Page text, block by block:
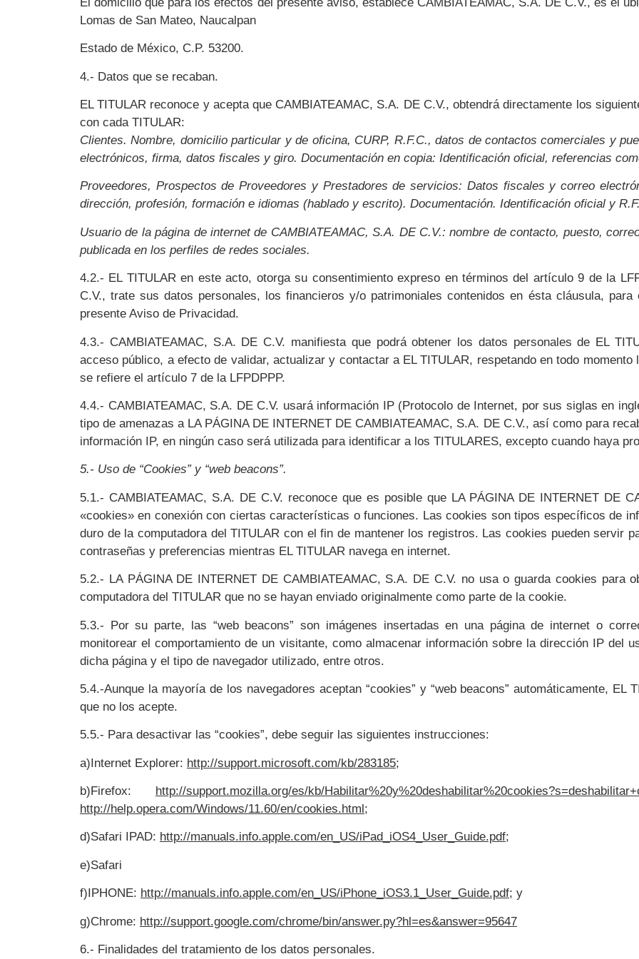
Lomas de San Mateo, Naucalpan
Estado de México, C.P. 53200.
4.- Datos que se recaban.
EL TITULAR reconoce y acepta que CAMBIATEAMAC, S.A. DE C.V., obtendrá directamente los
con cada TITULAR:
Clientes. Nombre, domicilio particular y de oficina, CURP, R.F.C., datos de contactos comerciales y
electrónicos, firma, datos fiscales y giro. Documentación en copia: Identificación oficial, referencias
Proveedores, Prospectos de Proveedores y Prestadores de servicios: Datos fiscales y correo
dirección, profesión, formación e idiomas (hablado y escrito). Documentación. Identificación oficial y
Usuario de la página de internet de CAMBIATEAMAC, S.A. DE C.V.: nombre de contacto, puesto,
publicada en los perfiles de redes sociales.
4.2.- EL TITULAR en este acto, otorga su consentimiento expreso en términos del artículo 9 de la
C.V., trate sus datos personales, los financieros y/o patrimoniales contenidos en ésta cláusula,
presente Aviso de Privacidad.
4.3.- CAMBIATEAMAC, S.A. DE C.V. manifiesta que podrá obtener los datos personales de EL
acceso público, a efecto de validar, actualizar y contactar a EL TITULAR, respetando en todo
se refiere el artículo 7 de la LFPDPPP.
4.4.- CAMBIATEAMAC, S.A. DE C.V. usará información IP (Protocolo de Internet, por sus siglas en
tipo de amenazas a LA PÁGINA DE INTERNET DE CAMBIATEAMAC, S.A. DE C.V., así como para
información IP, en ningún caso será utilizada para identificar a los TITULARES, excepto cuando haya
5.- Uso de “Cookies” y “web beacons”.
5.1.- CAMBIATEAMAC, S.A. DE C.V. reconoce que es posible que LA PÁGINA DE INTERNET DE
«cookies» en conexión con ciertas características o funciones. Las cookies son tipos específicos de
duro de la computadora del TITULAR con el fin de mantener los registros. Las cookies pueden servir
contraseñas y preferencias mientras EL TITULAR navega en internet.
5.2.- LA PÁGINA DE INTERNET DE CAMBIATEAMAC, S.A. DE C.V. no usa o guarda cookies para
computadora del TITULAR que no se hayan enviado originalmente como parte de la cookie.
5.3.- Por su parte, las “web beacons” son imágenes insertadas en una página de internet o
monitorear el comportamiento de un visitante, como almacenar información sobre la dirección IP del
dicha página y el tipo de navegador utilizado, entre otros.
5.4.-Aunque la mayoría de los navegadores aceptan “cookies” y “web beacons” automáticamente, EL
que no los acepte.
5.5.- Para desactivar las “cookies”, debe seguir las siguientes instrucciones:
a)Internet Explorer: http://support.microsoft.com/kb/283185;
b)Firefox: http://support.mozilla.org/es/kb/
http://help.opera.com/Windows/11.60/en/cookies.html;
d)Safari IPAD: http://manuals.info.apple.com/en_US/iPad_iOS4_User_Guide.pdf;
e)Safari
f)IPHONE: http://manuals.info.apple.com/en_US/iPhone_iOS3.1_User_Guide.pdf; y
g)Chrome: http://support.google.com/chrome/bin/answer.py?hl=es&answer=95647
6.- Finalidades del tratamiento de los datos personales.